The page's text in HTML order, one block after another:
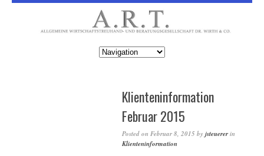
Klienteninformation
Februar 2015
Posted on Februar 8, 2015 by jsteuererin
Klienteninformation